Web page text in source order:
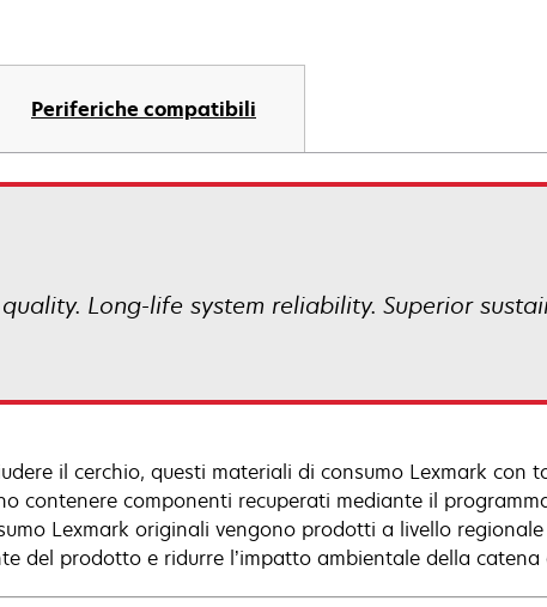
Periferiche compatibili
Long-life system reliability. Superior
il cerchio, questi materiali di consumo Lexmark
contenere componenti recuperati mediante il
Lexmark originali vengono prodotti a livello
del prodotto e ridurre l’impatto ambientale della